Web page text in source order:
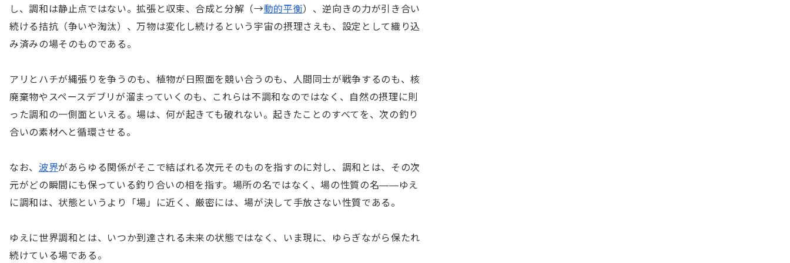
し、調和は静止点ではない。拡張と収束、合成と分解（→動的平衡）、逆向きの力が引き合い
続ける拮抗（争いや淘汰）、万物は変化し続けるという宇宙の摂理さえも、設定として織り込
み済みの場そのものである。
アリとハチが縄張りを争うのも、植物が日照面を競い合うのも、人間同士が戦争するのも、核
廃棄物やスペースデブリが溜まっていくのも、これらは不調和なのではなく、自然の摂理に則
った調和の一側面といえる。場は、何が起きても破れない。起きたことのすべてを、次の釣り
合いの素材へと循環させる。
なお、 波界があらゆる関係がそこで結ばれる次元そのものを指すのに対し、調和とは、その次
元がどの瞬間にも保っている釣り合いの相を指す。場所の名ではなく、場の性質の名——ゆえ
に調和は、状態というより「場」に近く、厳密には、場が決して手放さない性質である。
ゆえに世界調和とは、いつか到達される未来の状態ではなく、いま現に、ゆらぎながら保たれ
続けている場である。